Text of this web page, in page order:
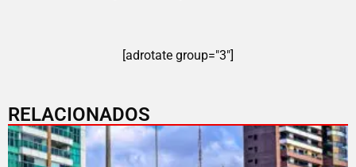
[adrotate group="3"]
RELACIONADOS